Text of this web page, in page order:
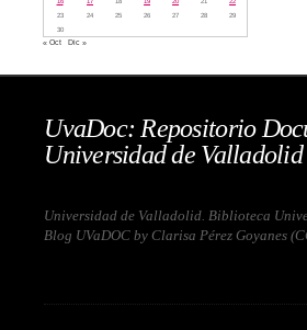
23
24 25 26 27 28
29
30
« Oct Dic »
UvaDoc: Repositorio
Universidad de Valladolid
Universidad de Valladolid. Biblioteca
Blog UVaDOC by Clarisa Pérez Goyanes (